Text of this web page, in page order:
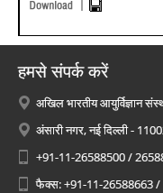
हमसे संपर्क करें
अखिल भारतीय आयुर्विज्ञान
अंसारी नगर, नई दिल्ली -
+91-11-26588500 /
फैक्स: +91-11-26588663 /